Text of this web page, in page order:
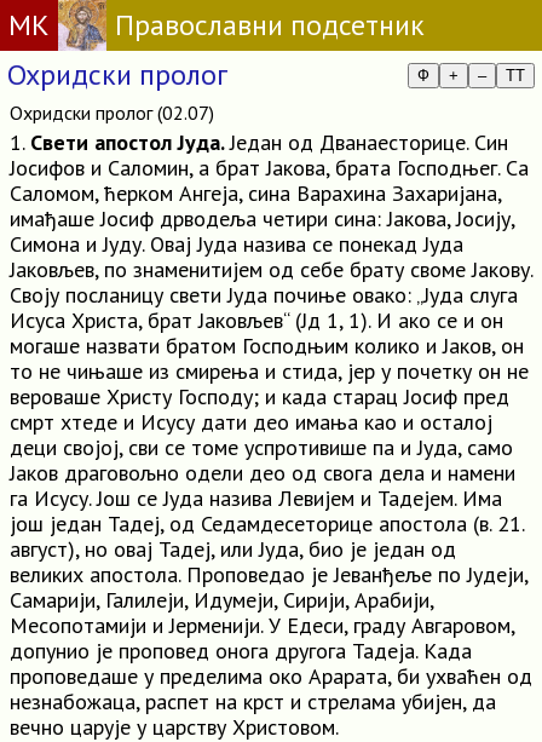
МК
Православни подсетник
Охридски пролог
Ф + – TT
Охридски пролог (02.07)
1. Свети апостол Јуда.Један од Дванаесторице. Син
Јосифов и Саломин, а брат Јакова, брата Господњег. Са
Саломом, ћерком Ангеја, сина Варахина Захаријана,
имађаше Јосиф дрводеља четири сина: Јакова, Јосију,
Симона и Јуду. Овај Јуда назива се понекад Јуда
Јаковљев, по знаменитијем од себе брату своме Јакову.
Своју посланицу свети Јуда почиње овако: „Јуда слуга
Исуса Христа, брат Јаковљев“ (Јд 1, 1). И ако се и он
могаше назвати братом Господњим колико и Јаков, он
то не чињаше из смирења и стида, јер у почетку он не
вероваше Христу Господу; и када старац Јосиф пред
смрт хтеде и Исусу дати део имања као и осталој
деци својој, сви се томе успротивише па и Јуда, само
Јаков драговољно одели део од свога дела и намени
га Исусу. Још се Јуда назива Левијем и Тадејем. Има
још један Тадеј, од Седамдесеторице апостола (в. 21.
август), но овај Тадеј, или Јуда, био је један од
великих апостола. Проповедао је Јеванђеље по Јудеји,
Самарији, Галилеји, Идумеји, Сирији, Арабији,
Месопотамији и Јерменији. У Едеси, граду Авгаровом,
допунио је проповед онога другога Тадеја. Када
проповедаше у пределима око Арарата, би ухваћен од
незнабожаца, распет на крст и стрелама убијен, да
вечно царује у царству Христовом.